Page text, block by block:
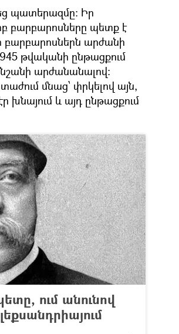
պատերազմը։ Իր
բարբարոսները պետք է
արժանի
թվականի ընթացքում
արժանանալով։
մնաց՝ փրկելով այն,
խնայում և այդ ընթացքում
ում անունով